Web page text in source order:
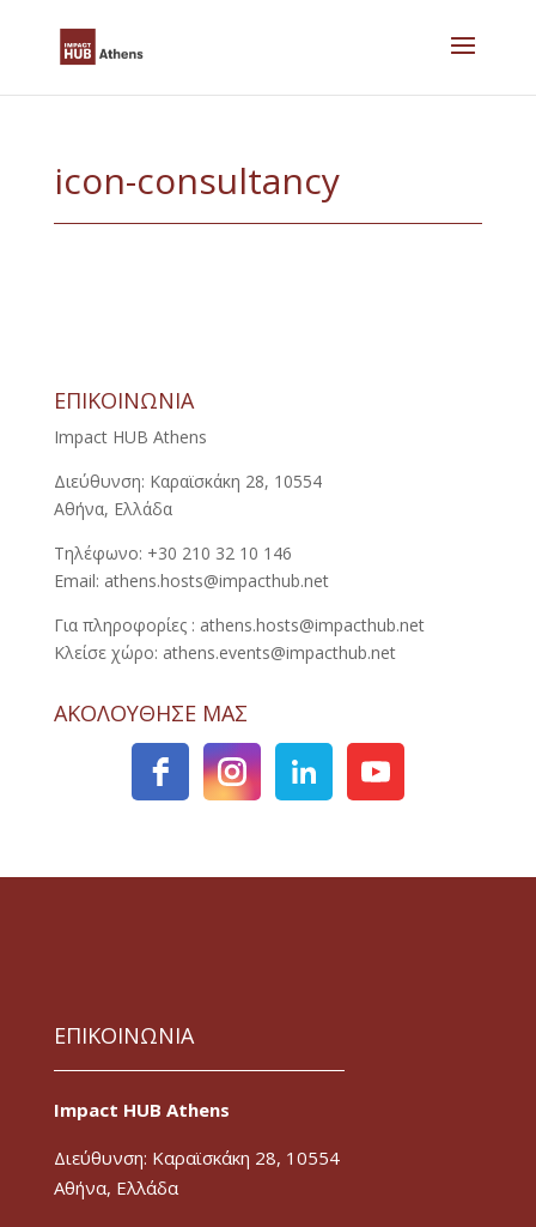
icon-consultancy
ΕΠΙΚΟΙΝΩΝΙΑ
Impact HUB Athens
Διεύθυνση: Καραϊσκάκη 28, 10554
Αθήνα, Ελλάδα
Τηλέφωνο: +30 210 32 10 146
Email: athens.hosts@impacthub.net
Για πληροφορίες : athens.hosts@impacthub.net
Κλείσε χώρο: athens.events@impacthub.net
ΑΚΟΛΟΥΘΗΣΕ ΜΑΣ
ΕΠΙΚΟΙΝΩΝΙΑ
Impact HUB Athens
Διεύθυνση: Καραϊσκάκη 28, 10554
Αθήνα, Ελλάδα